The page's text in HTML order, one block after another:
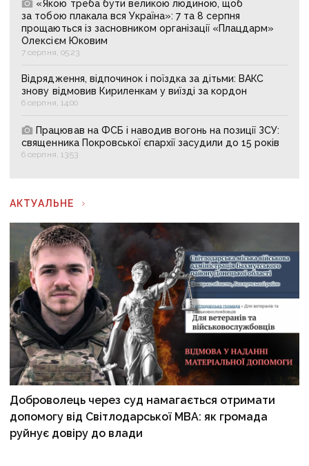
«Якою треба бути великою людиною, щоб
за тобою плакала вся Україна»: 7 та 8 серпня
прощаються із засновником організації «Плацдарм»
Олексієм Юковим
7 серпня, 05:23
Відрядження, відпочинок і поїздка за дітьми: ВАКС
знову відмовив Кириленкам у виїзді за кордон
6 серпня, 14:00
Працював на ФСБ і наводив вогонь на позиції ЗСУ:
священника Покровської єпархії засудили до 15 років
6 серпня, 13:53
АКТУАЛЬНЕ
Доброволець через суд намагається отримати
допомогу від Світлодарської МВА: як громада
руйнує довіру до влади